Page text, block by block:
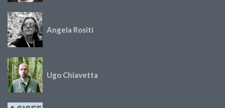
Angela Rositi
Ugo Chiavetta